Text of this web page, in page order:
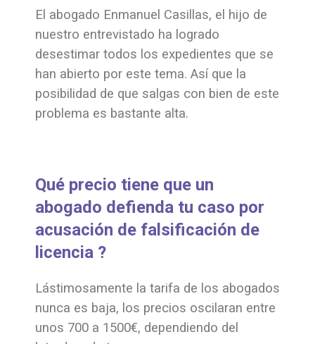
El abogado Enmanuel Casillas, el hijo de
nuestro entrevistado ha logrado
desestimar todos los expedientes que se
han abierto por este tema. Así que la
posibilidad de que salgas con bien de este
problema es bastante alta.
Qué precio tiene que un
abogado defienda tu caso por
acusación de falsificación de
licencia ?
Lástimosamente la tarifa de los abogados
nunca es baja, los precios oscilaran entre
unos 700 a 1500€, dependiendo del